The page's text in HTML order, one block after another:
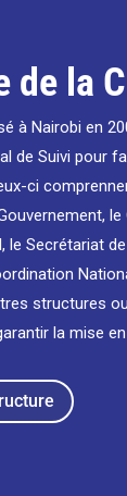
de la
à Nairobi en
de Suivi pour
ci
le Secrétariat
structures
la mise